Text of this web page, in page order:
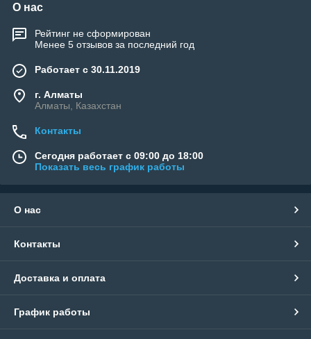
О нас
Рейтинг не сформирован
Менее 5 отзывов за последний год
Работает с 30.11.2019
г. Алматы
Алматы, Казахстан
Контакты
Сегодня работает с 09:00 до 18:00
Показать весь график работы
О нас
Контакты
Доставка и оплата
График работы